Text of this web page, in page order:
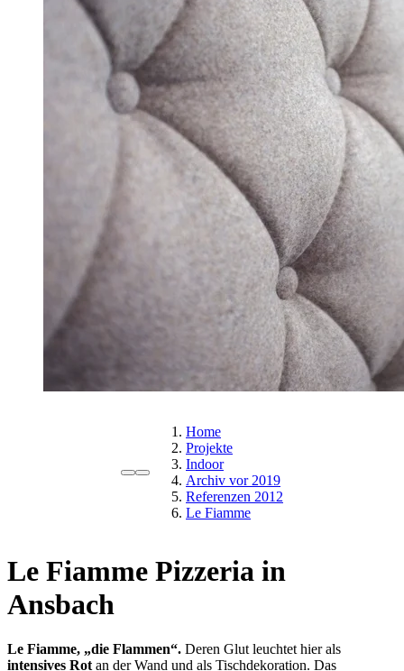
Home
Projekte
Indoor
Archiv vor 2019
Referenzen 2012
Le Fiamme
Le Fiamme Pizzeria in
Ansbach
Le Fiamme, „die Flammen“. Deren Glut leuchtet hier als
intensives Rot an der Wand und als Tischdekoration. Das